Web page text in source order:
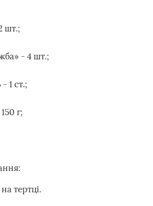
шт.;
- 4 шт.;
1 ст.;
г;
тертці.